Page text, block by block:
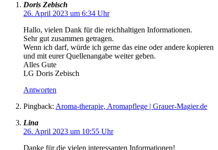
Doris Zebisch
26. April 2023 um 6:34 Uhr
Hallo, vielen Dank für die reichhaltigen Informationen.
Sehr gut zusammen getragen.
Wenn ich darf, würde ich gerne das eine oder andere kopieren
und mit eurer Quellenangabe weiter geben.
Alles Gute
LG Doris Zebisch
Antworten
Pingback: Aroma-therapie, Aromapflege | Grauer-Magier.de
Lina
26. April 2023 um 10:55 Uhr
Danke für die vielen interessanten Informationen!